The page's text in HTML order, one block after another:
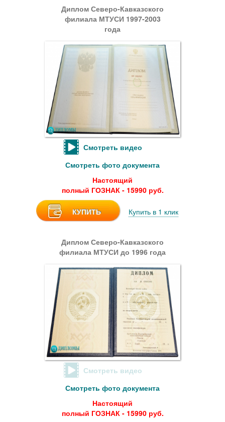
Диплом Северо-Кавказского
филиала МТУСИ 1997-2003
года
Смотреть видео
Смотреть фото документа
Настоящий
полный ГОЗНАК - 15990 руб.
КУПИТЬ Купить в 1 клик
Диплом Северо-Кавказского
филиала МТУСИ до 1996 года
Смотреть видео
Смотреть фото документа
Настоящий
полный ГОЗНАК - 15990 руб.